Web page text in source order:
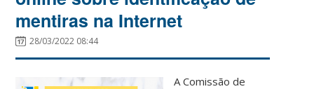
mentiras na Internet
28/03/2022 08:44
A Comissão de